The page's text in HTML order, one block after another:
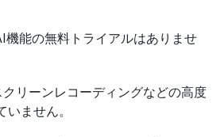
能の無料トライアルはありませ
リーンレコーディングなどの高度
ません。